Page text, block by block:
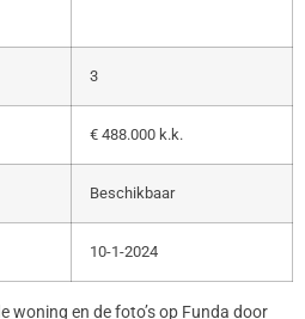
3
€ 488.000 k.k.
Beschikbaar
10-1-2024
woning en de foto’s op Funda door